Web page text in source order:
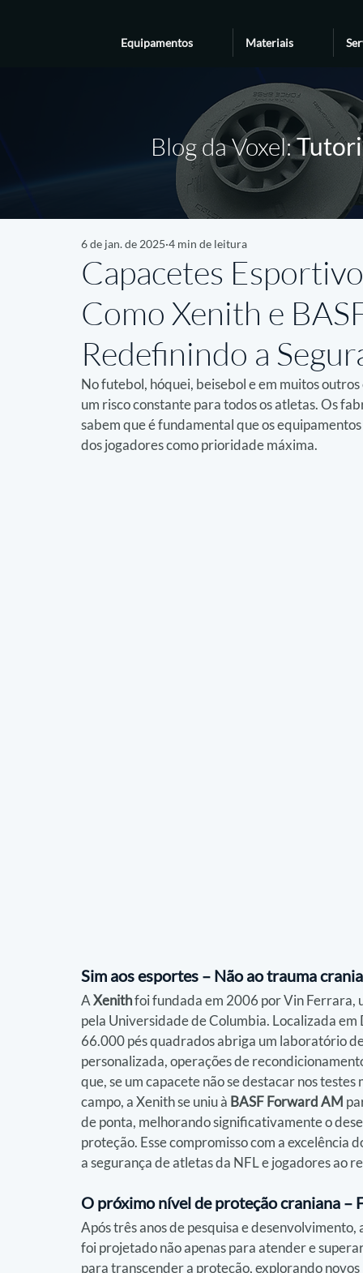
Equipamentos Materiais
Blog da Voxel:
Capacetes
Como Xenith e
Redefinindo a
6 de jan. de 2025 4 min de leitura
No futebol, hóquei, beisebol e em muitos
um risco constante para todos os atletas. Os
sabem que é fundamental que os
dos jogadores como prioridade máxima.
Sim aos esportes – Não ao trauma
A Xenith foi fundada em 2006 por Vin
pela Universidade de Columbia. Localizada
66.000 pés quadrados abriga um laboratório
personalizada, operações de
que, se um capacete não se destacar nos
campo, a Xenith se uniu à BASF Forward AM
de ponta, melhorando significativamente o
proteção. Esse compromisso com a
a segurança de atletas da NFL e jogadores ao
O próximo nível de proteção craniana –
Após três anos de pesquisa e
foi projetado não apenas para atender e
para transcender a proteção, explorando